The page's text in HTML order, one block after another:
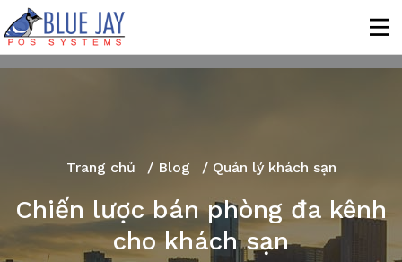
Trang chủ / Blog / Quản lý khách sạn
Chiến lược bán phòng đa kênh
cho khách sạn